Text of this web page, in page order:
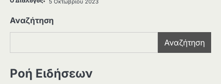
Αναζήτηση
Αναζήτηση
Ροή Ειδήσεων